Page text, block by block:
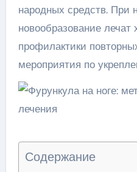
народных средств. При
новообразование лечат
профилактики
мероприятия по
Содержание